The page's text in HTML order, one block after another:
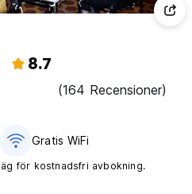
8.7
(164 Recensioner)
Gratis WiFi
för kostnadsfri avbokning.